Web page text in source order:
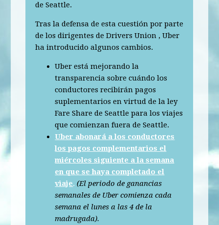
de Seattle.
Tras la defensa de esta cuestión por parte
de los dirigentes de Drivers Union , Uber
ha introducido algunos cambios.
Uber está mejorando la
transparencia sobre cuándo los
conductores recibirán pagos
suplementarios en virtud de la ley
Fare Share de Seattle para los viajes
que comienzan fuera de Seattle.
Uber abonará a los conductores
los pagos complementarios el
miércoles siguiente a la semana
en que se haya completado el
viaje. (El periodo de ganancias
semanales de Uber comienza cada
semana el lunes a las 4 de la
madrugada).